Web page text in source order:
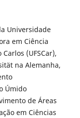
Universidade
em Ciência
(UFSCar),
na Alemanha,
Úmido
de Áreas
em Ciências